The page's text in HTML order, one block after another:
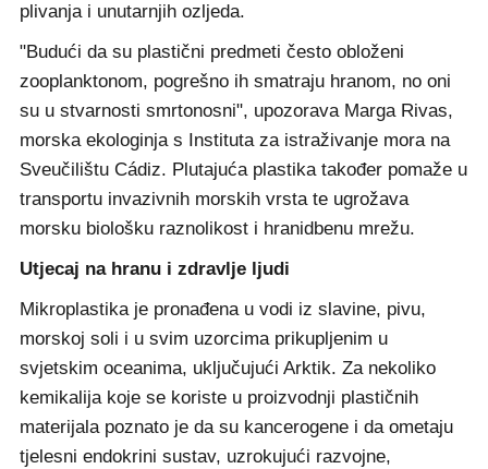
plivanja i unutarnjih ozljeda.
"Budući da su plastični predmeti često obloženi
zooplanktonom, pogrešno ih smatraju hranom, no oni
su u stvarnosti smrtonosni", upozorava Marga Rivas,
morska ekologinja s Instituta za istraživanje mora na
Sveučilištu Cádiz. Plutajuća plastika također pomaže u
transportu invazivnih morskih vrsta te ugrožava
morsku biološku raznolikost i hranidbenu mrežu.
Utjecaj na hranu i zdravlje ljudi
Mikroplastika je pronađena u vodi iz slavine, pivu,
morskoj soli i u svim uzorcima prikupljenim u
svjetskim oceanima, uključujući Arktik. Za nekoliko
kemikalija koje se koriste u proizvodnji plastičnih
materijala poznato je da su kancerogene i da ometaju
tjelesni endokrini sustav, uzrokujući razvojne,